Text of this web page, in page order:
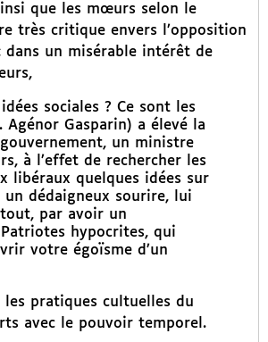
que les mœurs selon le
très critique envers l’opposition
un misérable intérêt de
sociales ? Ce sont les
Gasparin) a élevé la
un ministre
à l’effet de rechercher les
libéraux quelques idées sur
un dédaigneux sourire, lui
par avoir un
hypocrites, qui
votre égoïsme d’un
pratiques cultuelles du
avec le pouvoir temporel.